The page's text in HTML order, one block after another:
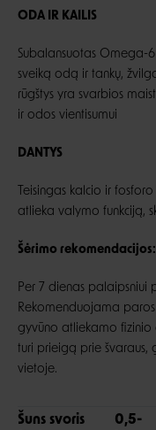
ODA IR KAILIS
Subalansuotas Omega-
sveiką odą ir tankų,
rūgštys yra svarbios
ir odos vientisumui
DANTYS
Teisingas kalcio ir
atlieka valymo funkciją,
Šėrimo rekomendacijos:
Per 7 dienas palaipsniui
Rekomenduojama
gyvūno atliekamo fizinio
turi prieigą prie švaraus,
vietoje.
Šuns svoris
0,5-